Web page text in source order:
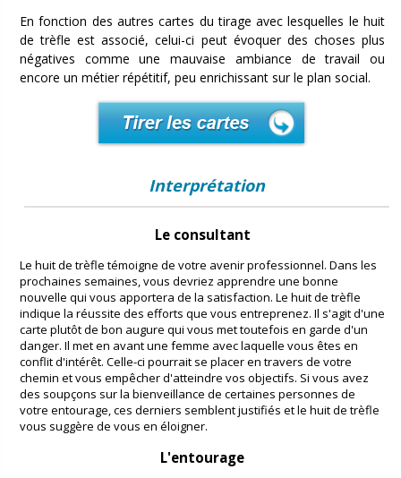
En fonction des autres cartes du tirage avec lesquelles le huit
de trèfle est associé, celui-ci peut évoquer des choses plus
négatives comme une mauvaise ambiance de travail ou
encore un métier répétitif, peu enrichissant sur le plan social.
Interprétation
Le consultant
Le huit de trèfle témoigne de votre avenir professionnel. Dans les
prochaines semaines, vous devriez apprendre une bonne
nouvelle qui vous apportera de la satisfaction. Le huit de trèfle
indique la réussite des efforts que vous entreprenez. Il s'agit d'une
carte plutôt de bon augure qui vous met toutefois en garde d'un
danger. Il met en avant une femme avec laquelle vous êtes en
conflit d'intérêt. Celle-ci pourrait se placer en travers de votre
chemin et vous empêcher d'atteindre vos objectifs. Si vous avez
des soupçons sur la bienveillance de certaines personnes de
votre entourage, ces derniers semblent justifiés et le huit de trèfle
vous suggère de vous en éloigner.
L'entourage